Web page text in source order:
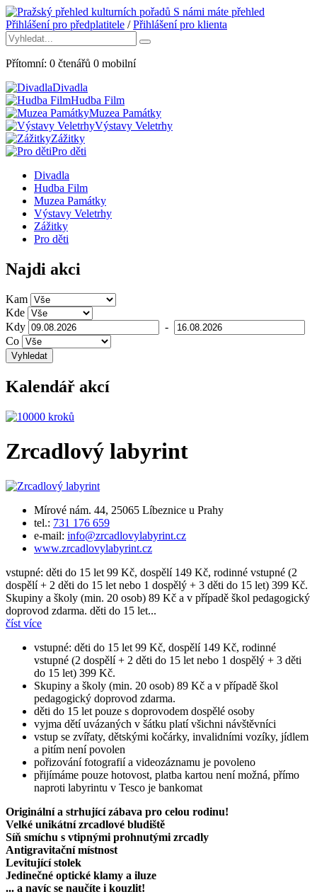
S námi máte přehled
Přihlášení pro předplatitele /Přihlášení pro klienta
Přítomní: 0 čtenářů 0 mobilní
Divadla
Hudba Film
Muzea Památky
Výstavy Veletrhy
Zážitky
Pro děti
Divadla
Hudba Film
Muzea Památky
Výstavy Veletrhy
Zážitky
Pro děti
Najdi akci
Kam
Kde
Kdy
-
Co
Vyhledat
Kalendář akcí
Zrcadlový labyrint
Mírové nám. 44, 25065 Líbeznice u Prahy
tel.: 731 176 659
e-mail: info@zrcadlovylabyrint.cz
www.zrcadlovylabyrint.cz
vstupné: děti do 15 let 99 Kč, dospělí 149 Kč, rodinné vstupné (2
dospělí + 2 děti do 15 let nebo 1 dospělý + 3 děti do 15 let) 399 Kč.
Skupiny a školy (min. 20 osob) 89 Kč a v případě škol pedagogický
doprovod zdarma. děti do 15 let...
číst více
vstupné: děti do 15 let 99 Kč, dospělí 149 Kč, rodinné
vstupné (2 dospělí + 2 děti do 15 let nebo 1 dospělý + 3 děti
do 15 let) 399 Kč.
Skupiny a školy (min. 20 osob) 89 Kč a v případě škol
pedagogický doprovod zdarma.
děti do 15 let pouze s doprovodem dospělé osoby
vyjma dětí uvázaných v šátku platí všichni návštěvníci
vstup se zvířaty, dětskými kočárky, invalidními vozíky, jídlem
a pitím není povolen
pořizování fotografií a videozáznamu je povoleno
přijímáme pouze hotovost, platba kartou není možná, přímo
naproti labyrintu v Tesco je bankomat
Originální a strhující zábava pro celou rodinu!
Velké unikátní zrcadlové bludiště
Síň smíchu s vtipnými prohnutými zrcadly
Antigravitační místnost
Levitující stolek
Jedinečné optické klamy a iluze
... a navíc se naučíte i kouzlit!